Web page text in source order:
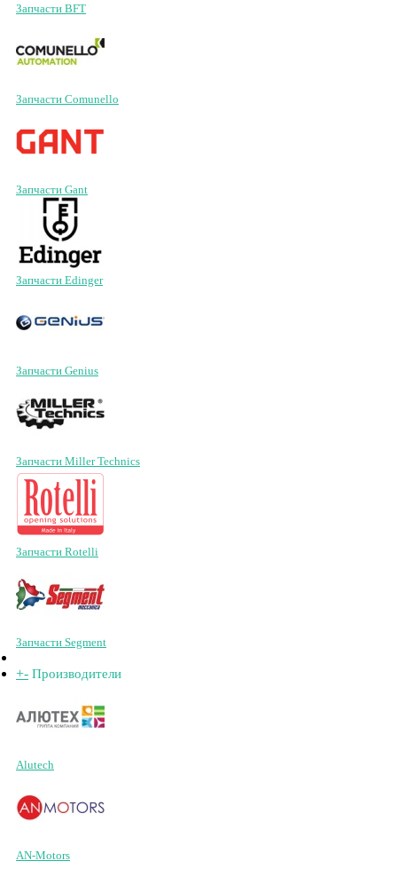
Запчасти BFT
Запчасти Comunello
Запчасти Gant
Запчасти Edinger
Запчасти Genius
Запчасти Miller Technics
Запчасти Rotelli
Запчасти Segment
+- Производители
Alutech
AN-Motors